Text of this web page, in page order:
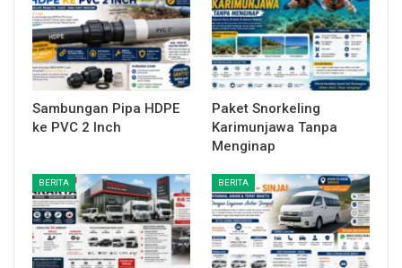
Sambungan Pipa HDPE
ke PVC 2 Inch
Paket Snorkeling
Karimunjawa Tanpa
Menginap
BERITA BERITA